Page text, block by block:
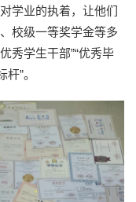
学业的执着，让他们
校级一等奖学金等多
秀学生干部”“优秀毕
”。